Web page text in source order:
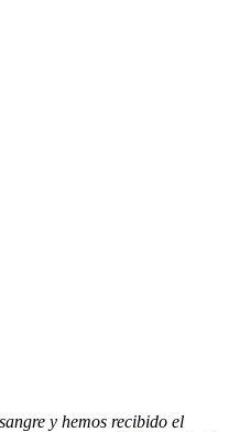
y hemos recibido el